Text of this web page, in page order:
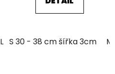
L 39 - 51 cm šířka 3cm
S 30 - 38 cm šířka 3cm